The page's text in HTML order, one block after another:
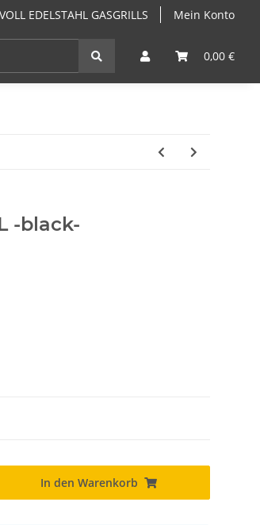
EDELSTAHL GASGRILLS Mein Konto
0,00 €
GRILLKURSE & GRILLSEMINARE
-black-
In den Warenkorb